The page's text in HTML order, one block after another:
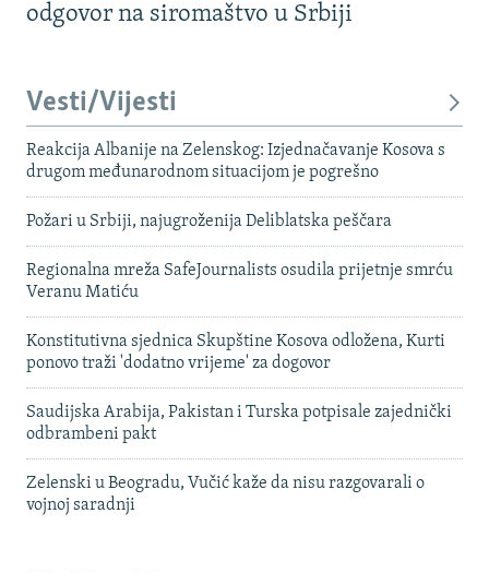
odgovor na siromaštvo u Srbiji
Vesti/Vijesti
Reakcija Albanije na Zelenskog: Izjednačavanje Kosova s ​​
drugom međunarodnom situacijom je pogrešno
Požari u Srbiji, najugroženija Deliblatska peščara
Regionalna mreža SafeJournalists osudila prijetnje smrću
Veranu Matiću
Konstitutivna sjednica Skupštine Kosova odložena, Kurti
ponovo traži 'dodatno vrijeme' za dogovor
Saudijska Arabija, Pakistan i Turska potpisale zajednički
odbrambeni pakt
Zelenski u Beogradu, Vučić kaže da nisu razgovarali o
vojnoj saradnji